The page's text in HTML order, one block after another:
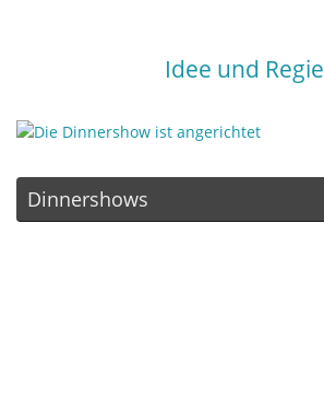
Idee und Regie
Dinnershows